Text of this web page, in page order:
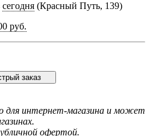
сегодня (Красный Путь, 139)
руб.
заказ
для интернет-магазина и может
офертой.